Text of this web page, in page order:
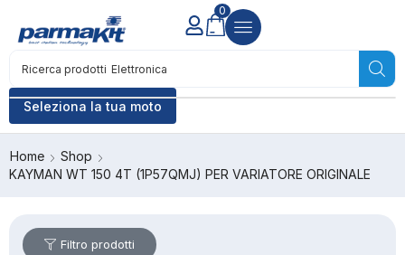
Seleziona la tua moto
Ricerca prodotti Elettronica
0
Home
Shop
KAYMAN WT 150 4T (1P57QMJ) PER VARIATORE ORIGINALE
Filtro prodotti